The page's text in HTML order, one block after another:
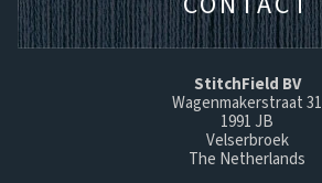
StitchField BV
Wagenmakerstraat 31
1991 JB
Velserbroek
The Netherlands